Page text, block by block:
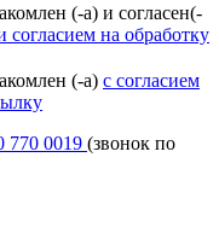
(-а) и согласен(-
на обработку
(-а) с согласием
770 0019 (звонок по